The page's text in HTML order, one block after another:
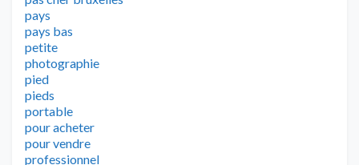
pays
pays bas
petite
photographie
pied
pieds
portable
pour acheter
pour vendre
professionnel